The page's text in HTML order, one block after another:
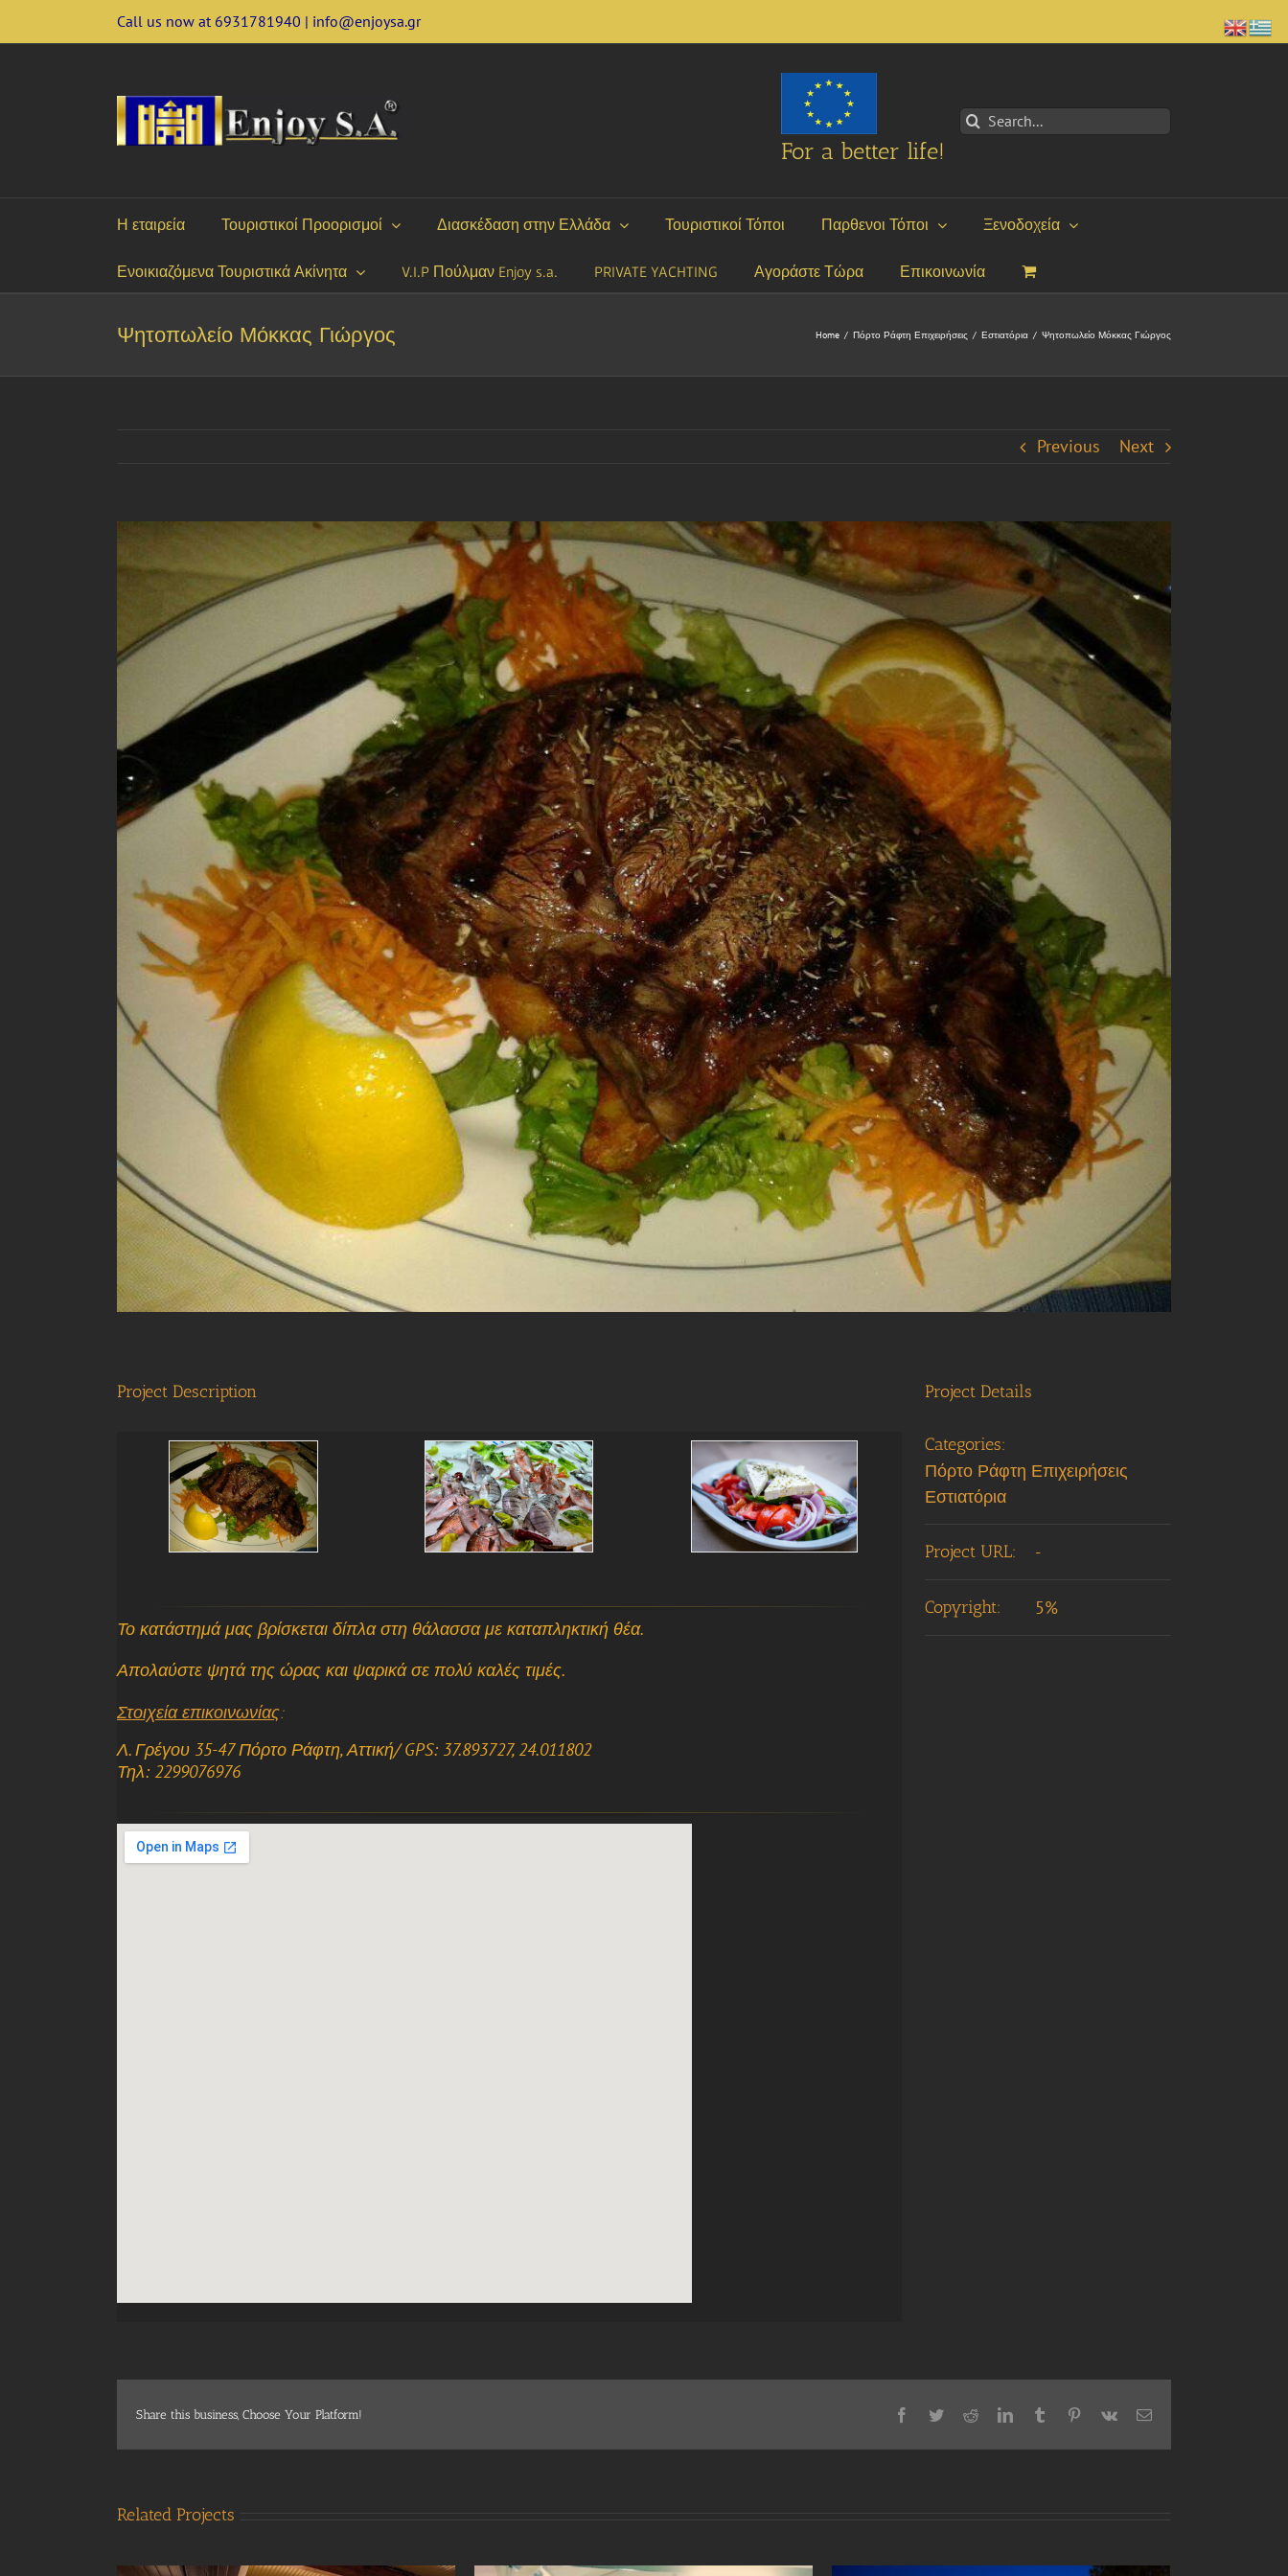
Call us now at 6931781940 | info@enjoysa.gr
For a better life!
Search
for:
Η εταιρεία Τουριστικοί Προορισμοί Διασκέδαση στην Ελλάδα Τουριστικοί Τόποι Παρθενοι Τόποι Ξενοδοχεία
Ενοικιαζόμενα Τουριστικά Ακίνητα V.I.P Πούλμαν Enjoy s.a. PRIVATE YACHTING Αγοράστε Τώρα Επικοινωνία
Ψητοπωλείο Μόκκας Γιώργος Home / Πόρτο Ράφτη Επιχειρήσεις / Εστιατόρια / Ψητοπωλείο Μόκκας Γιώργος
Previous Next
View
Image
Project Description
Το κατάστημά μας βρίσκεται δίπλα στη θάλασσα με καταπληκτική θέα.
Απολαύστε ψητά της ώρας και ψαρικά σε πολύ καλές τιμές.
Στοιχεία επικοινωνίας:
Λ. Γρέγου 35-47 Πόρτο Ράφτη, Αττική/ GPS: 37.893727, 24.011802
Τηλ: 2299076976
Project Details
Categories:
Πόρτο Ράφτη Επιχειρήσεις
Εστιατόρια
Project URL: -
Copyright: 5%
Share this business, Choose Your Platform! Facebook
TwitterRedditLinkedInTumblr Pinterest
Vk Email
Related Projects